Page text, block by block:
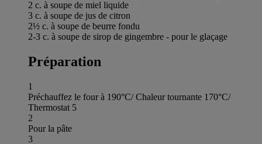
2 c. à soupe de miel liquide
3 c. à soupe de jus de citron
2½ c. à soupe de beurre fondu
2-3 c. à soupe de sirop de gingembre - pour le glaçage
Préparation
1
Préchauffez le four à 190°C/ Chaleur tournante 170°C/
Thermostat 5
2
Pour la pâte
3